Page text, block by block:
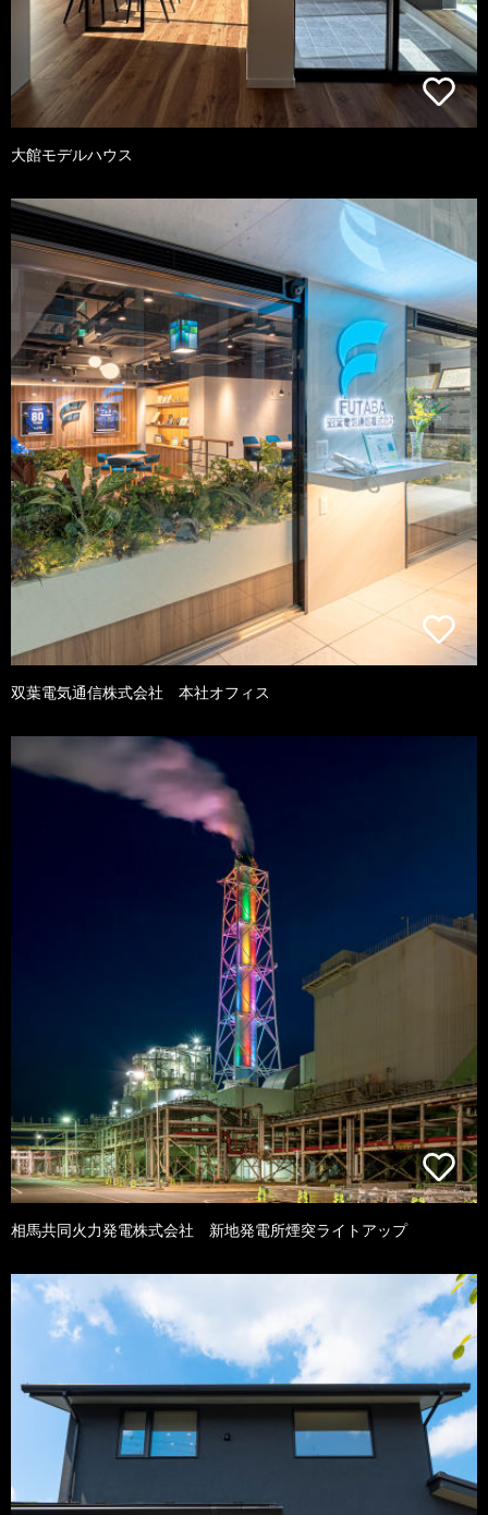
大館モデルハウス
双葉電気通信株式会社 本社オフィス
相馬共同火力発電株式会社 新地発電所煙突ライトアップ